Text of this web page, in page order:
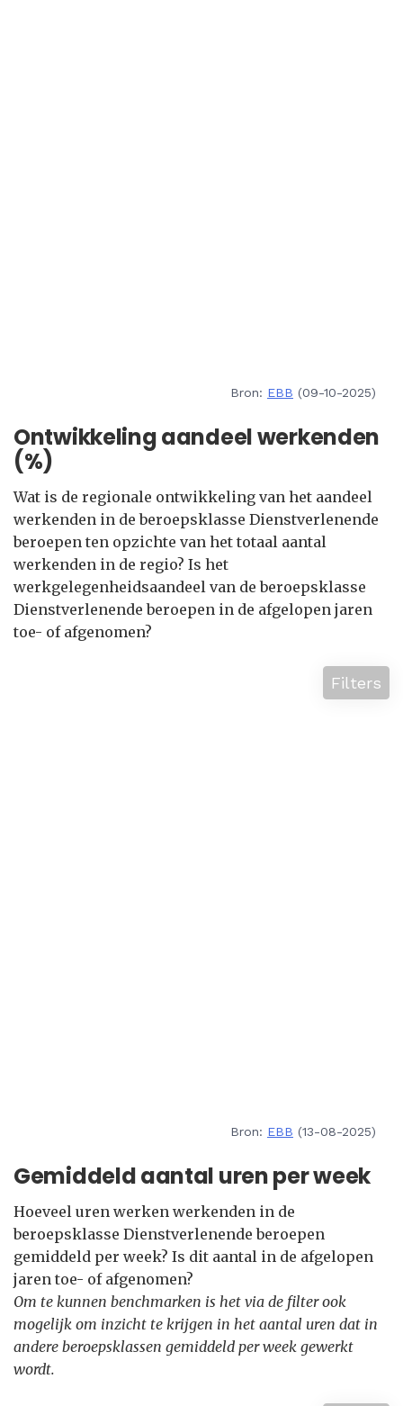
Bron: EBB (09-10-2025)
Ontwikkeling aandeel werkenden
(%)
Wat is de regionale ontwikkeling van het aandeel
werkenden in de beroepsklasse Dienstverlenende
beroepen ten opzichte van het totaal aantal
werkenden in de regio? Is het
werkgelegenheidsaandeel van de beroepsklasse
Dienstverlenende beroepen in de afgelopen jaren
toe- of afgenomen?
Filters
Bron: EBB (13-08-2025)
Gemiddeld aantal uren per week
Hoeveel uren werken werkenden in de
beroepsklasse Dienstverlenende beroepen
gemiddeld per week? Is dit aantal in de afgelopen
jaren toe- of afgenomen?
Om te kunnen benchmarken is het via de filter ook
mogelijk om inzicht te krijgen in het aantal uren dat in
andere beroepsklassen gemiddeld per week gewerkt
wordt.